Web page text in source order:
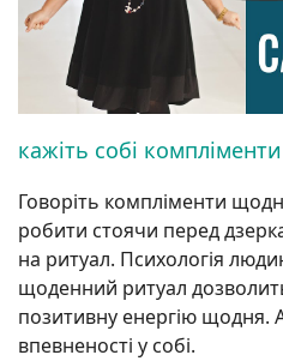
кажіть собі компліменти
Говоріть компліменти
робити стоячи перед
на ритуал. Психологія
щоденний ритуал
позитивну енергію щодня.
впевненості у собі.